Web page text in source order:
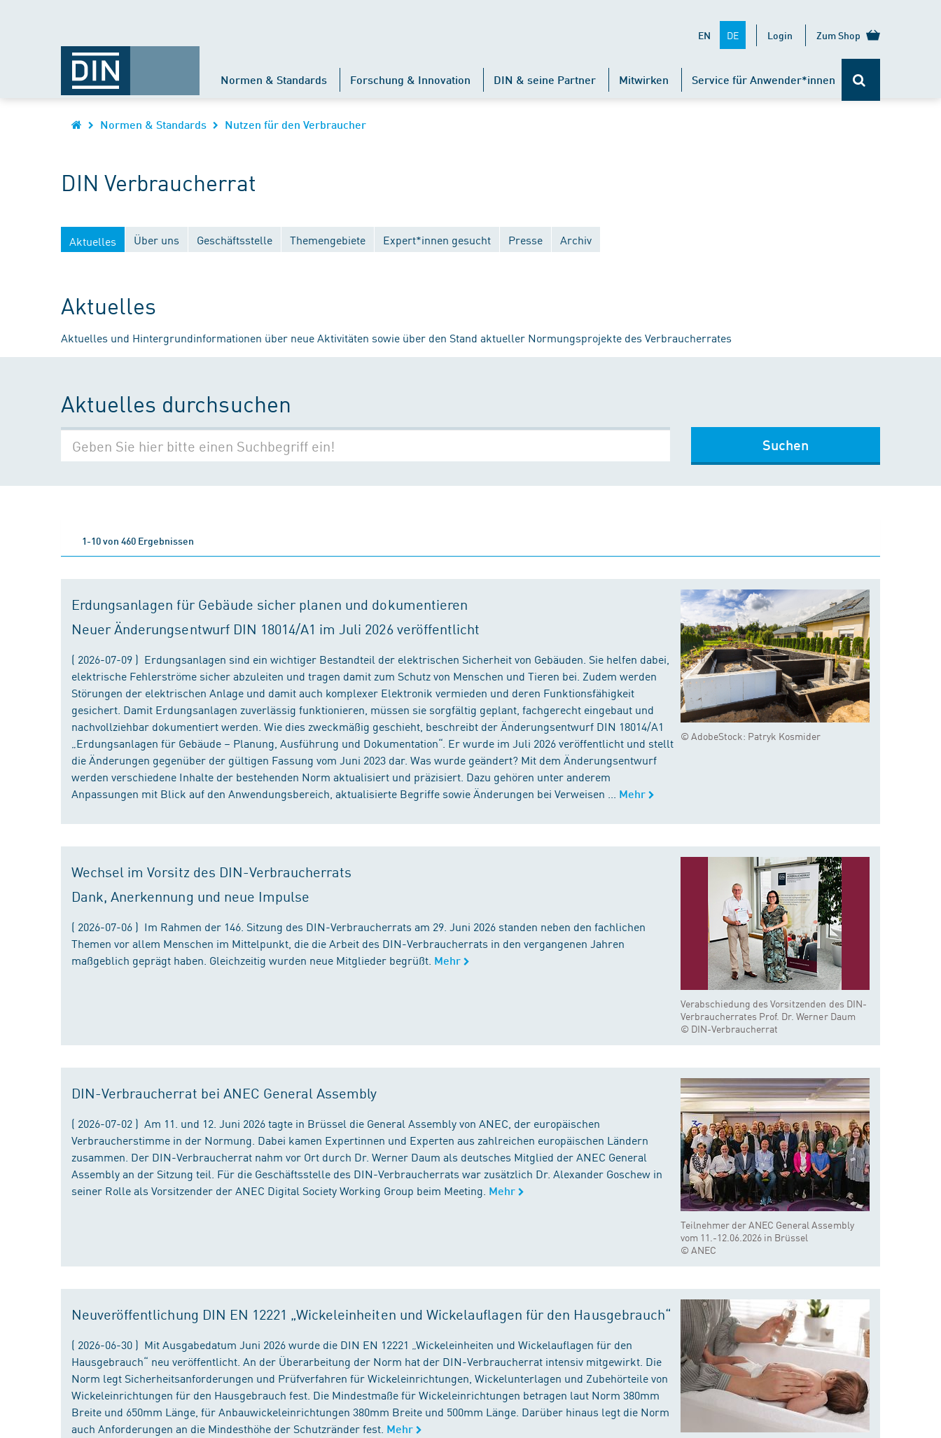
EN DE Login Zum Shop
Normen & Standards Forschung & Innovation DIN & seine Partner Mitwirken Service für Anwender*innen
Normen & Standards Nutzen für den Verbraucher
DIN Verbraucherrat
Aktuelles Über uns Geschäftsstelle Themengebiete Expert*innen gesucht Presse Archiv
Aktuelles
Aktuelles und Hintergrundinformationen über neue Aktivitäten sowie über den Stand aktueller Normungsprojekte des Verbraucherrates
Aktuelles durchsuchen
Suchen
1-10 von 460 Ergebnissen
© AdobeStock: Patryk Kosmider
Erdungsanlagen für Gebäude sicher planen und dokumentieren
Neuer Änderungsentwurf DIN 18014/A1 im Juli 2026 veröffentlicht
( 2026-07-09 ) Erdungsanlagen sind ein wichtiger Bestandteil der elektrischen Sicherheit von Gebäuden. Sie helfen dabei,
elektrische Fehlerströme sicher abzuleiten und tragen damit zum Schutz von Menschen und Tieren bei. Zudem werden
Störungen der elektrischen Anlage und damit auch komplexer Elektronik vermieden und deren Funktionsfähigkeit
gesichert. Damit Erdungsanlagen zuverlässig funktionieren, müssen sie sorgfältig geplant, fachgerecht eingebaut und
nachvollziehbar dokumentiert werden. Wie dies zweckmäßig geschieht, beschreibt der Änderungsentwurf DIN 18014/A1
„Erdungsanlagen für Gebäude – Planung, Ausführung und Dokumentation“. Er wurde im Juli 2026 veröffentlicht und stellt
die Änderungen gegenüber der gültigen Fassung vom Juni 2023 dar. Was wurde geändert? Mit dem Änderungsentwurf
werden verschiedene Inhalte der bestehenden Norm aktualisiert und präzisiert. Dazu gehören unter anderem
Anpassungen mit Blick auf den Anwendungsbereich, aktualisierte Begriffe sowie Änderungen bei Verweisen ...
Mehr
Verabschiedung des Vorsitzenden des DIN-
Verbraucherrates Prof. Dr. Werner Daum
© DIN-Verbraucherrat
Wechsel im Vorsitz des DIN-Verbraucherrats
Dank, Anerkennung und neue Impulse
( 2026-07-06 ) Im Rahmen der 146. Sitzung des DIN-Verbraucherrats am 29. Juni 2026 standen neben den fachlichen
Themen vor allem Menschen im Mittelpunkt, die die Arbeit des DIN-Verbraucherrats in den vergangenen Jahren
maßgeblich geprägt haben. Gleichzeitig wurden neue Mitglieder begrüßt. Mehr
Teilnehmer der ANEC General Assembly
vom 11.-12.06.2026 in Brüssel
© ANEC
DIN-Verbraucherrat bei ANEC General Assembly
( 2026-07-02 ) Am 11. und 12. Juni 2026 tagte in Brüssel die General Assembly von ANEC, der europäischen
Verbraucherstimme in der Normung. Dabei kamen Expertinnen und Experten aus zahlreichen europäischen Ländern
zusammen. Der DIN-Verbraucherrat nahm vor Ort durch Dr. Werner Daum als deutsches Mitglied der ANEC General
Assembly an der Sitzung teil. Für die Geschäftsstelle des DIN-Verbraucherrats war zusätzlich Dr. Alexander Goschew in
seiner Rolle als Vorsitzender der ANEC Digital Society Working Group beim Meeting. Mehr
Neuveröffentlichung DIN EN 12221 „Wickeleinheiten und Wickelauflagen für den Hausgebrauch“
( 2026-06-30 ) Mit Ausgabedatum Juni 2026 wurde die DIN EN 12221 „Wickeleinheiten und Wickelauflagen für den
Hausgebrauch“ neu veröffentlicht. An der Überarbeitung der Norm hat der DIN-Verbraucherrat intensiv mitgewirkt. Die
Norm legt Sicherheitsanforderungen und Prüfverfahren für Wickeleinrichtungen, Wickelunterlagen und Zubehörteile von
Wickeleinrichtungen für den Hausgebrauch fest. Die Mindestmaße für Wickeleinrichtungen betragen laut Norm 380mm
Breite und 650mm Länge, für Anbauwickeleinrichtungen 380mm Breite und 500mm Länge. Darüber hinaus legt die Norm
auch Anforderungen an die Mindesthöhe der Schutzränder fest. Mehr